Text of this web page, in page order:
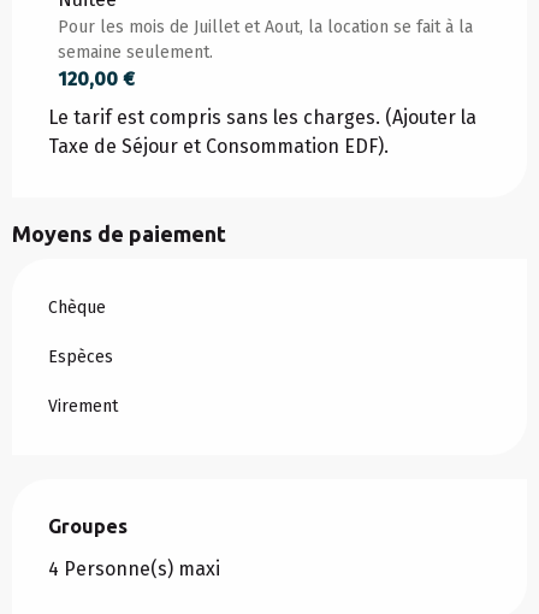
DU1 AVRIL 2026
1 SEPTEMBRE 2026
30 SEPTEMBRE
Pour les mois de Juillet et Aout, la location se fait à la
semaine seulement.
120,00 €
Le tarif est compris sans les charges. (Ajouter la
Taxe de Séjour et Consommation EDF).
Moyens de paiement
Chèque
Espèces
Virement
Groupes
Groupes
4 Personne(s) maxi